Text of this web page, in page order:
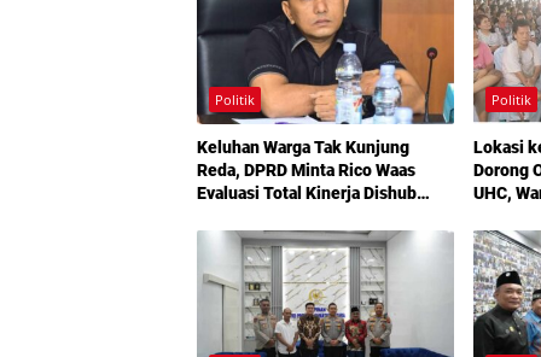
Politik
Keluhan Warga Tak Kunjung
Reda, DPRD Minta Rico Waas
Evaluasi Total Kinerja Dishub
Politik
Lokasi
Dorong
UHC,